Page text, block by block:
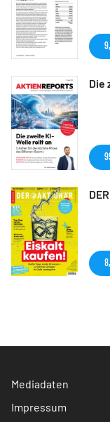
Die
Mediadaten
Impressum